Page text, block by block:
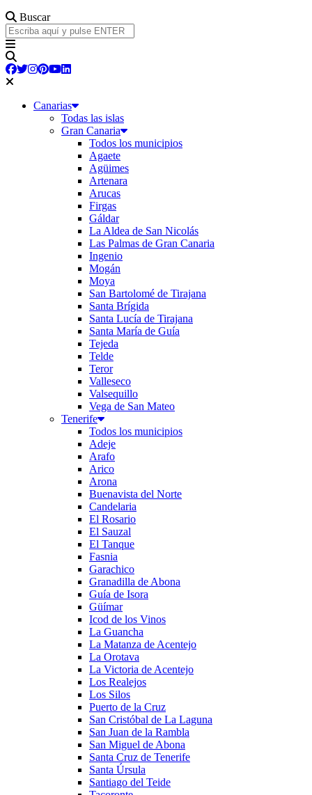
Buscar
Canarias
Todas las islas
Gran Canaria
Todos los municipios
Agaete
Agüimes
Artenara
Arucas
Firgas
Gáldar
La Aldea de San Nicolás
Las Palmas de Gran Canaria
Ingenio
Mogán
Moya
San Bartolomé de Tirajana
Santa Brígida
Santa Lucía de Tirajana
Santa María de Guía
Tejeda
Telde
Teror
Valleseco
Valsequillo
Vega de San Mateo
Tenerife
Todos los municipios
Adeje
Arafo
Arico
Arona
Buenavista del Norte
Candelaria
El Rosario
El Sauzal
El Tanque
Fasnia
Garachico
Granadilla de Abona
Guía de Isora
Güímar
Icod de los Vinos
La Guancha
La Matanza de Acentejo
La Orotava
La Victoria de Acentejo
Los Realejos
Los Silos
Puerto de la Cruz
San Cristóbal de La Laguna
San Juan de la Rambla
San Miguel de Abona
Santa Cruz de Tenerife
Santa Úrsula
Santiago del Teide